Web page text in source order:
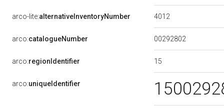
arco-lite:alternativeInventoryNumber 4012
arco:catalogueNumber 00292802
arco:regionIdentifier 15
arco:uniqueIdentifier